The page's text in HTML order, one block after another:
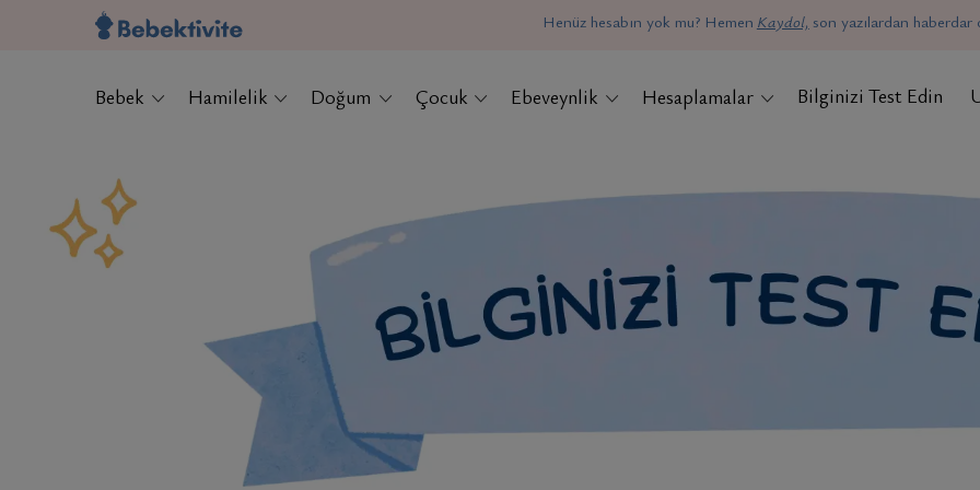
Henüz hesabın yok mu? Hemen Kaydol, son yazılardan haberdar
Bebek Hamilelik Doğum Çocuk Ebeveynlik Hesaplamalar Bilginizi Test Edin